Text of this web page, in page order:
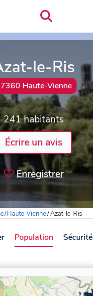
le-Ris
Haute-Vienne
241 habitants
Écrire un avis
Enregistrer
/Haute-Vienne/Azat-le-Ris
Population Sécurité